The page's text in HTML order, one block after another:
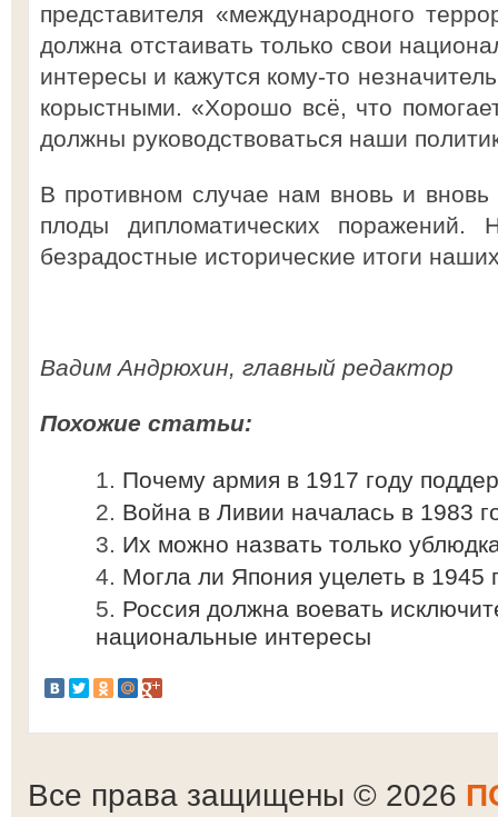
представителя «международного
должна отстаивать только свои
интересы и кажутся кому-то
корыстными. «Хорошо всё, что
должны руководствоваться наши
В противном случае нам вновь и вновь
плоды дипломатических
безрадостные исторические итоги
Вадим Андрюхин, главный редактор
Похожие статьи:
Почему армия в 1917 году
Война в Ливии началась в 1983
Их можно назвать только
Могла ли Япония уцелеть в 1945
Россия должна воевать
национальные интересы
Все права защищены © 2026